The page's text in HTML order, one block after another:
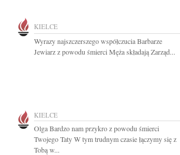
KIELCE
Wyrazy najszczerszego współczucia Barbarze
Jewiarz z powodu śmierci Męża składają Zarząd...
KIELCE
Olga Bardzo nam przykro z powodu śmierci
Twojego Taty W tym trudnym czasie łączymy się z
Tobą w...